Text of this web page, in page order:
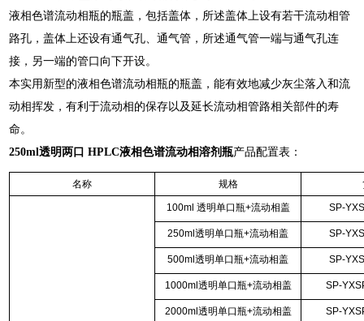
液相色谱流动相瓶的瓶盖，包括盖体，所述盖体上设有若干流动相管
路孔，盖体上还设有通气孔、通气管，所述通气管一端与通气孔连
接，另一端的管口向下开设。
本实用新型的液相色谱流动相瓶的瓶盖，能有效地减少灰尘落入和流
动相挥发，有利于流动相的保存以及延长流动相管路相关部件的寿
命。
250ml透明两口 HPLC液相色谱流动相溶剂瓶产品配置表：
名称 规格
100ml 透明单口瓶+流动相盖 SP-
250ml透明单口瓶+流动相盖 SP-
500ml透明单口瓶+流动相盖 SP-
1000ml透明单口瓶+流动相盖 SP-
2000ml透明单口瓶+流动相盖 SP-